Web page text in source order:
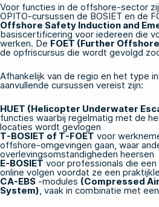
Voor functies in de offshore-sector
OPITO-cursussen de BOSIET en de
Offshore Safety Induction and
basiscertificering voor iedereen die
werken. De FOET (Further
de opfriscursus die wordt gevolgd
Afhankelijk van de regio en het type
aanvullende cursussen vereist zijn:
HUET (Helicopter Underwater
functies waarbij regelmatig met de
locaties wordt gevlogen
T-BOSIET of T-FOET voor
offshore-omgevingen gaan, waar
overlevingsomstandigheden heersen
E-BOSIET voor professionals die
online volgen voordat ze een
CA-EBS -modules (Compressed
System) , vaak in combinatie met